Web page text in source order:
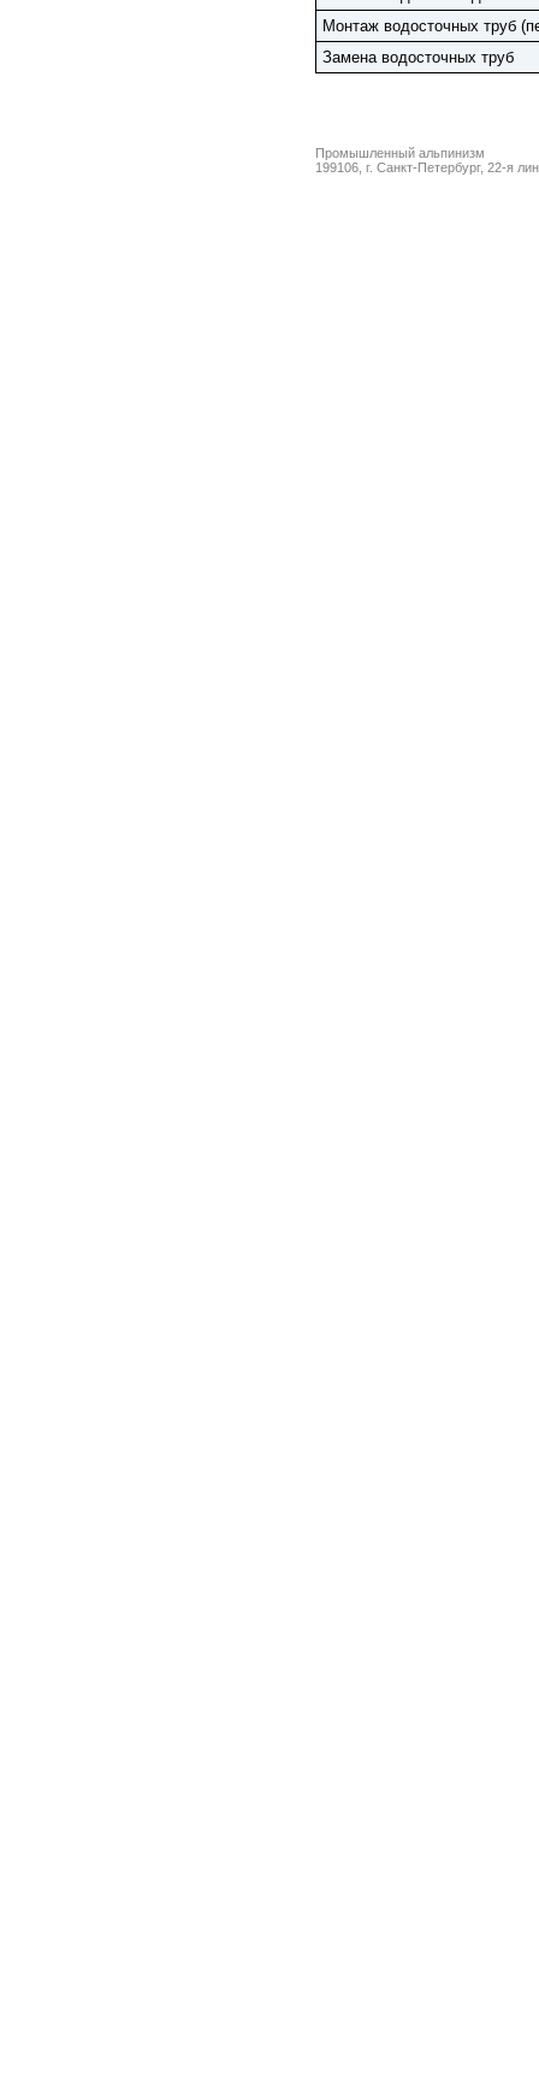
Монтаж водосточных труб
Замена водосточных труб
Промышленный альпинизм
199106, г. Санкт-Петербург, 22-я